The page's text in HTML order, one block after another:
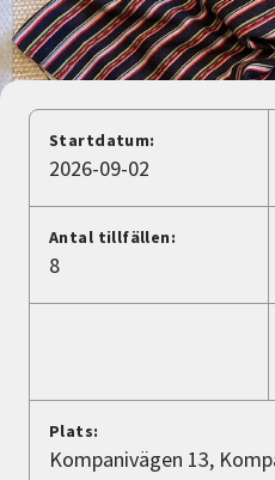
Nyheter
Avdelningar
Lyssna
Startdatum:
2026-09-02
Antal tillfällen:
8
Plats:
Kompanivägen 13,